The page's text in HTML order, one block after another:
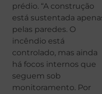
prédio. “A construção
está sustentada
pelas paredes. O
incêndio está
controlado, mas ainda
há focos internos que
seguem sob
monitoramento. Por